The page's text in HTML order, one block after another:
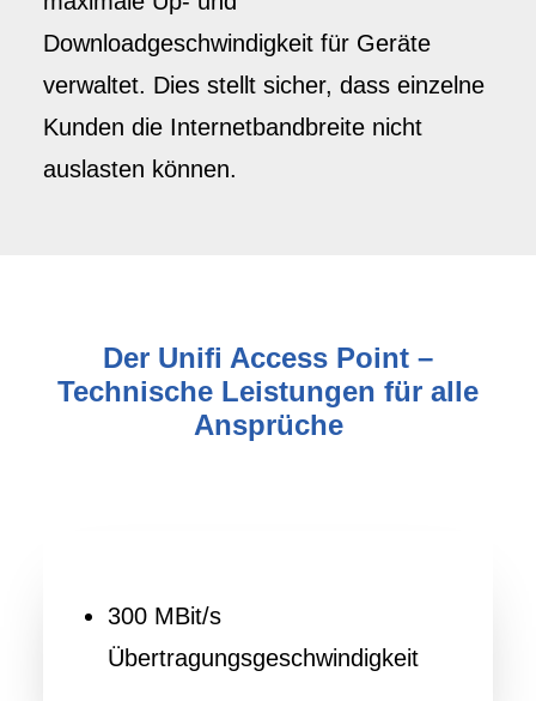
Downloadgeschwindigkeit für Geräte
verwaltet. Dies stellt sicher, dass einzelne
Kunden die Internetbandbreite nicht
auslasten können.
Der Unifi Access Point –
Technische Leistungen für alle
Ansprüche
300 MBit/s
Übertragungsgeschwindigkeit